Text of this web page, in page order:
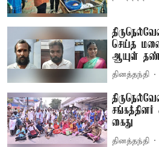
செய்த
ஆயுள்
தினத்தந்தி
கைது
தினத்தந்தி